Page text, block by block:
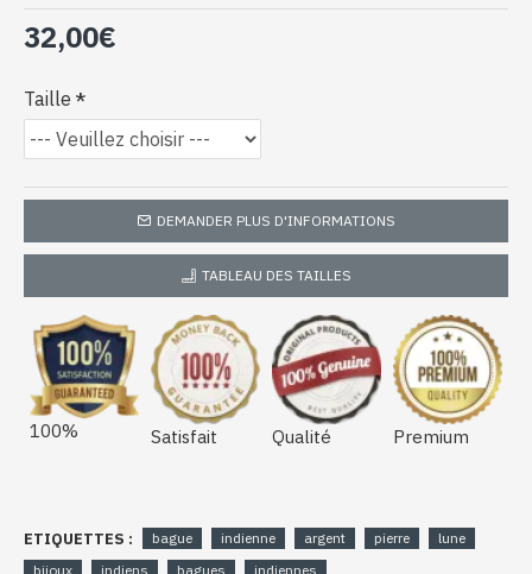
32,00€
Taille
DEMANDER PLUS D'INFORMATIONS
TABLEAU DES TAILLES
100% Satisfait Qualité Premium
ETIQUETTES : bague indienne argent pierre
lune
bijoux
indiens bagues indiennes